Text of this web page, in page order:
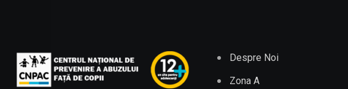
Despre Noi
Zona A